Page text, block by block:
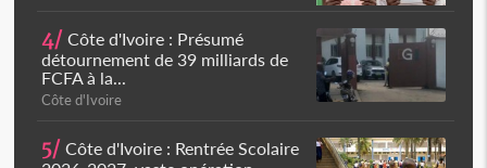
4/ Côte d'Ivoire : Présumé
détournement de 39 milliards de
FCFA à la...
Côte d'Ivoire
5/ Côte d'Ivoire : Rentrée Scolaire